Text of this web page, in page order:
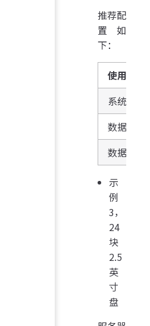
推荐配
置如
下：
使用分类
系统盘
数据盘
数据盘
示
例
3，
24
块
2.5
英
寸
盘